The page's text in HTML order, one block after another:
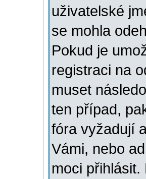
uživatelské
se mohla
Pokud je
registraci na
muset
ten případ,
fóra vyžadují
Vámi, nebo
moci